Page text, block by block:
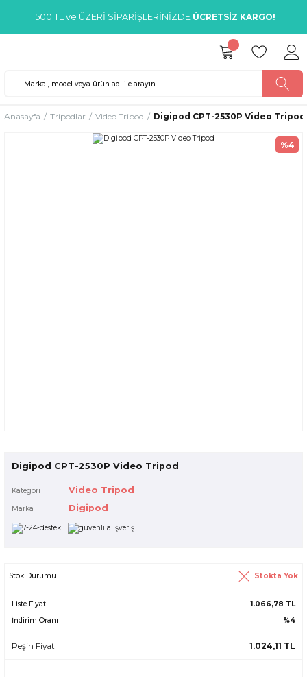
1500 TL ve ÜZERİ SİPARİŞLERİNİZDE ÜCRETSİZ KARGO!
Anasayfa Tripodlar Video Tripod Digipod CPT-2530P Video Tripod
%4
Digipod CPT-2530P Video Tripod
Kategori Video Tripod
Marka Digipod
Stok Durumu Stokta Yok
Liste Fiyatı
1.066,78 TL
İndirim Oranı
%4
Peşin Fiyatı 1.024,11 TL